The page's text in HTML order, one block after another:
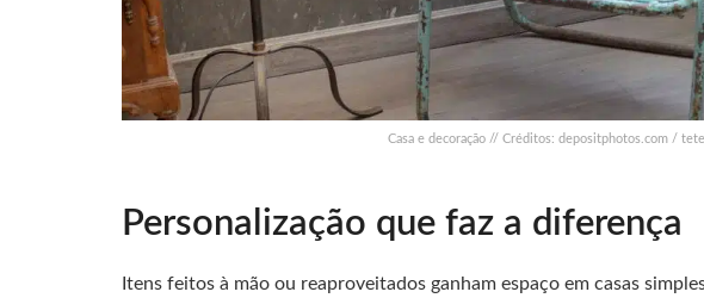
Casa e decoração // Créditos: depositphotos.com /
Personalização que faz a diferença
Itens feitos à mão ou reaproveitados ganham espaço em casas